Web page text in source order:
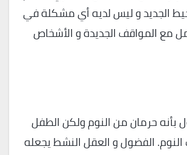
الجديد و ليس لديه أي مشكلة في
مع المواقف الجديدة و الأشخاص
بأنه حرمان من النوم ولكن الطفل
النوم. الفضول و العقل النشط يجعله